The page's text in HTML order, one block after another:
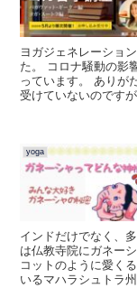
ヨガジェネレーショ
た。 コロナ騒動の影
っています。 ありが
受けていないのです
yoga
インドだけでなく、
は仏教寺院にガネー
コットのように愛く
いるマハラシュトラ